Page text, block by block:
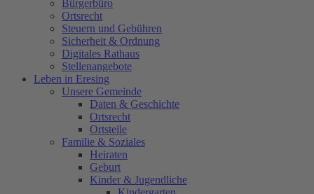
Bürgerbüro
Ortsrecht
Steuern und Gebühren
Sicherheit & Ordnung
Digitales Rathaus
Stellenangebote
Leben in Eresing
Unsere Gemeinde
Daten & Geschichte
Ortsrecht
Ortsteile
Familie & Soziales
Heiraten
Geburt
Kinder & Jugendliche